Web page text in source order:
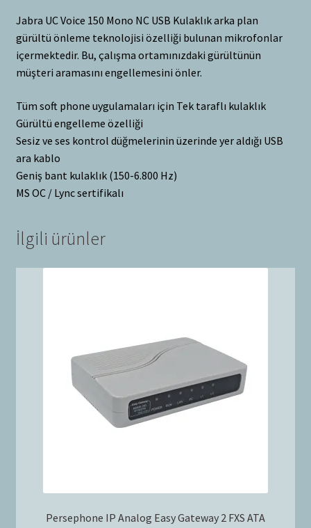
Jabra UC Voice 150 Mono NC USB Kulaklık arka plan
gürültü önleme teknolojisi özelliği bulunan mikrofonlar
içermektedir. Bu, çalışma ortamınızdaki gürültünün
müşteri aramasını engellemesini önler.
Tüm soft phone uygulamaları için Tek taraflı kulaklık
Gürültü engelleme özelliği
Sesiz ve ses kontrol düğmelerinin üzerinde yer aldığı USB
ara kablo
Geniş bant kulaklık (150-6.800 Hz)
MS OC / Lync sertifikalı
İlgili ürünler
Persephone IP Analog Easy Gateway 2 FXS ATA